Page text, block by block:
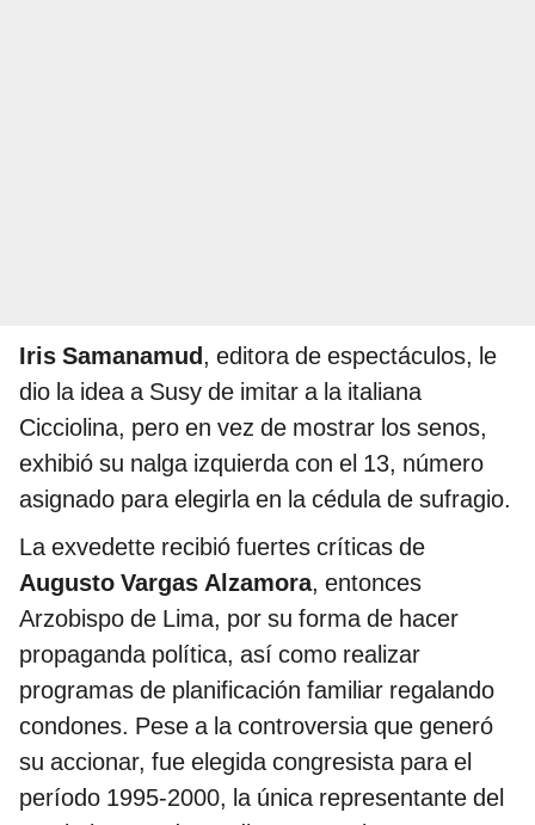
Iris Samanamud, editora de espectáculos, le
dio la idea a Susy de imitar a la italiana
Cicciolina, pero en vez de mostrar los senos,
exhibió su nalga izquierda con el 13, número
asignado para elegirla en la cédula de sufragio.
La exvedette recibió fuertes críticas de
Augusto Vargas Alzamora, entonces
Arzobispo de Lima, por su forma de hacer
propaganda política, así como realizar
programas de planificación familiar regalando
condones. Pese a la controversia que generó
su accionar, fue elegida congresista para el
período 1995-2000, la única representante del